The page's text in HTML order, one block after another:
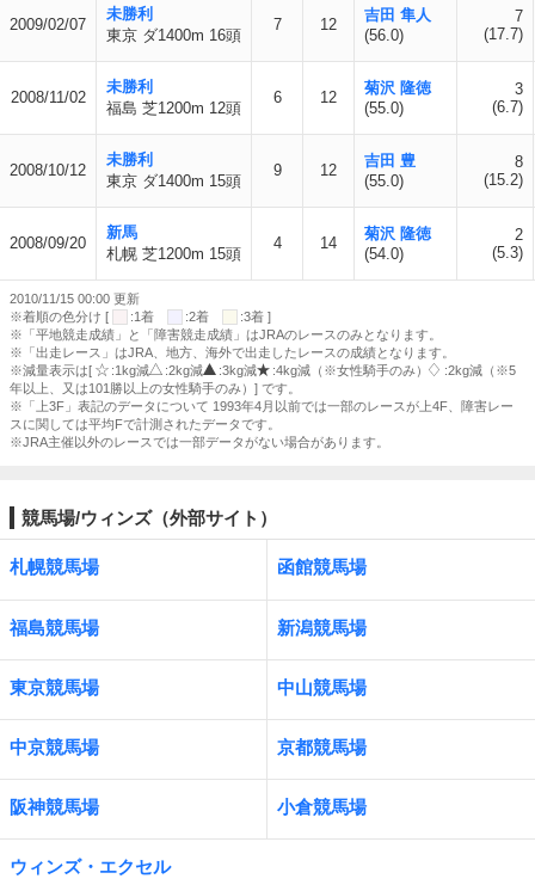
2009/02/07
未勝利
東京 ダ1400m 16頭
7 12
吉田 隼人
(56.0)
7
(17.7)
2008/11/02
未勝利
福島 芝1200m 12頭
6 12
菊沢 隆徳
(55.0)
3
(6.7)
2008/10/12
未勝利
東京 ダ1400m 15頭
9 12
吉田 豊
(55.0)
8
(15.2)
2008/09/20
新馬
札幌 芝1200m 15頭
4 14
菊沢 隆徳
(54.0)
2
(5.3)
2010/11/15 00:00 更新
※着順の色分け [
:1着 :2着
:3着 ]
※「平地競走成績」と「障害競走成績」はJRAのレースのみとなります。
※「出走レース」はJRA、地方、海外で出走したレースの成績となります。
※減量表示は[
:1kg減 :2kg減 :3kg減 :4kg減（※女性騎手のみ）
:2kg減（※5
年以上、又は101勝以上の女性騎手のみ）] です。
※「上3F」表記のデータについて 1993年4月以前では一部のレースが上4F、障害レー
スに関しては平均Fで計測されたデータです。
※JRA主催以外のレースでは一部データがない場合があります。
競馬場/ウィンズ（外部サイト）
札幌競馬場 函館競馬場
福島競馬場 新潟競馬場
東京競馬場 中山競馬場
中京競馬場 京都競馬場
阪神競馬場 小倉競馬場
ウィンズ・エクセル